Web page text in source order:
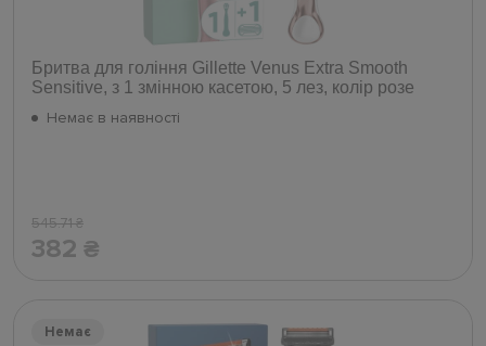
Бритва для гоління Gillette Venus Extra Smooth
Sensitive, з 1 змінною касетою, 5 лез, колір розе
Немає в наявності
545.71₴
382 ₴
Немає